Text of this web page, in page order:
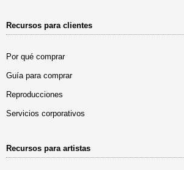
Recursos para clientes
Por qué comprar
Guía para comprar
Reproducciones
Servicios corporativos
Recursos para artistas